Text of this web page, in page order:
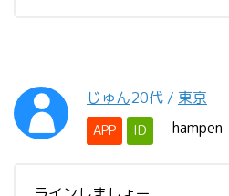
じゅん20代 / 東京
APP ID hampen